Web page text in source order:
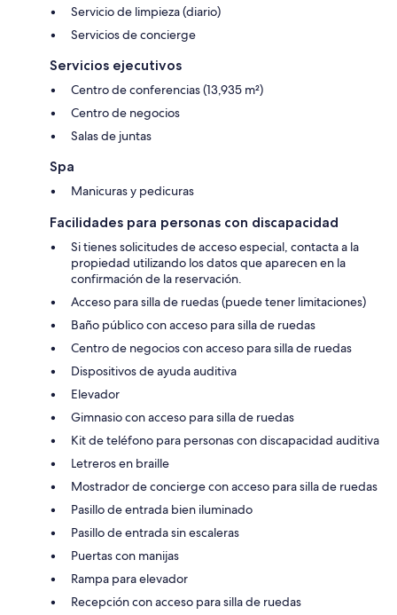
Servicio de limpieza (diario)
Servicios de concierge
Servicios ejecutivos
Centro de conferencias (13,935 m²)
Centro de negocios
Salas de juntas
Spa
Manicuras y pedicuras
Facilidades para personas con discapacidad
Si tienes solicitudes de acceso especial, contacta a la
propiedad utilizando los datos que aparecen en la
confirmación de la reservación.
Acceso para silla de ruedas (puede tener limitaciones)
Baño público con acceso para silla de ruedas
Centro de negocios con acceso para silla de ruedas
Dispositivos de ayuda auditiva
Elevador
Gimnasio con acceso para silla de ruedas
Kit de teléfono para personas con discapacidad auditiva
Letreros en braille
Mostrador de concierge con acceso para silla de ruedas
Pasillo de entrada bien iluminado
Pasillo de entrada sin escaleras
Puertas con manijas
Rampa para elevador
Recepción con acceso para silla de ruedas